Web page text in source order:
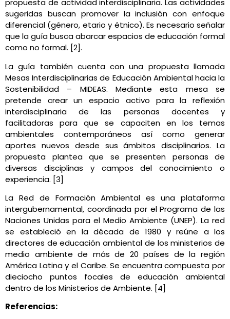
propuesta de actividad interdisciplinaria. Las actividades
sugeridas buscan promover la inclusión con enfoque
diferencial (género, etario y étnico). Es necesario señalar
que la guía busca abarcar espacios de educación formal
como no formal. [2].
La guía también cuenta con una propuesta llamada
Mesas Interdisciplinarias de Educación Ambiental hacia la
Sostenibilidad – MIDEAS. Mediante esta mesa se
pretende crear un espacio activo para la reflexión
interdisciplinaria de las personas docentes y
facilitadoras para que se capaciten en los temas
ambientales contemporáneos así como generar
aportes nuevos desde sus ámbitos disciplinarios. La
propuesta plantea que se presenten personas de
diversas disciplinas y campos del conocimiento o
experiencia. [3]
La Red de Formación Ambiental es una plataforma
intergubernamental, coordinada por el Programa de las
Naciones Unidas para el Medio Ambiente (UNEP). La red
se estableció en la década de 1980 y reúne a los
directores de educación ambiental de los ministerios de
medio ambiente de más de 20 países de la región
América Latina y el Caribe. Se encuentra compuesta por
dieciocho puntos focales de educación ambiental
dentro de los Ministerios de Ambiente. [4]
Referencias: